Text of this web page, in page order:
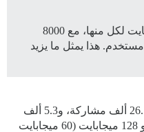
النسخ الاحتياطية بحجم 700 ميجابايت لكل منها، مع 8000
مشاركة في 1000 موضوع، و300 مستخدم. هذا يمثل ما يزيد
في حالتي، لدي 2.5 ألف موضوع، و26.1 ألف مشاركة، و5.3 ألف
مستخدم، وحجم النسخ الاحتياطي هو 128 ميجابايت (60 ميجابايت